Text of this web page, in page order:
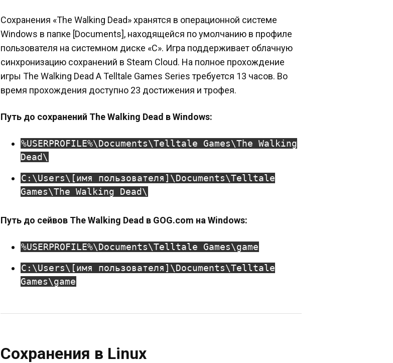
Сохранения «The Walking Dead» хранятся в операционной системе
Windows в папке [Documents], находящейся по умолчанию в профиле
пользователя на системном диске «C». Игра поддерживает облачную
синхронизацию сохранений в Steam Cloud. На полное прохождение
игры The Walking Dead A Telltale Games Series требуется 13 часов. Во
время прохождения доступно 23 достижения и трофея.
Путь до сохранений The Walking Dead в Windows:
%USERPROFILE%\Documents\Telltale Games\The Walking
Dead\
C:\Users\[имя пользователя]\Documents\Telltale
Games\The Walking Dead\
Путь до сейвов The Walking Dead в GOG.com на Windows:
%USERPROFILE%\Documents\Telltale Games\game
C:\Users\[имя пользователя]\Documents\Telltale
Games\game
Сохранения в Linux